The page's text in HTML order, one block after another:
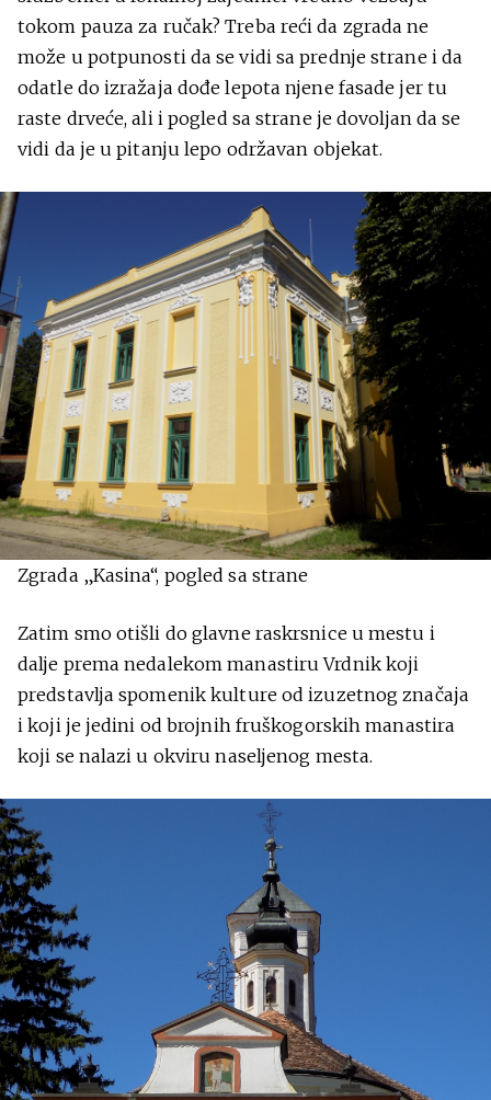
tokom pauza za ručak? Treba reći da zgrada ne
može u potpunosti da se vidi sa prednje strane i da
odatle do izražaja dođe lepota njene fasade jer tu
raste drveće, ali i pogled sa strane je dovoljan da se
vidi da je u pitanju lepo održavan objekat.
Zgrada „Kasina“, pogled sa strane
Zatim smo otišli do glavne raskrsnice u mestu i
dalje prema nedalekom manastiru Vrdnik koji
predstavlja spomenik kulture od izuzetnog značaja
i koji je jedini od brojnih fruškogorskih manastira
koji se nalazi u okviru naseljenog mesta.